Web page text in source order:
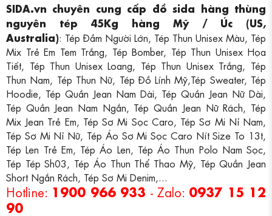
SIDA.vn chuyên cung cấp đồ sida hàng thùng
nguyên tép 45Kg hàng Mỹ / Úc (US,
Australia): Tép Đầm Người Lớn, Tép Thun Unisex Màu, Tép
Mix Trẻ Em Tem Trắng, Tép Bomber, Tép Thun Unisex Họa
Tiết, Tép Thun Unisex Loang, Tép Thun Unisex Trắng, Tép
Thun Nam, Tép Thun Nữ, Tép Đồ Lính Mỹ,Tép Sweater, Tép
Hoodie, Tép Quần Jean Nam Dài, Tép Quần Jean Nữ Dài,
Tép Quần Jean Nam Ngắn, Tép Quần Jean Nữ Rách, Tép
Mix Jean Trẻ Em, Tép Sơ Mi Sọc Caro, Tép Sơ Mi Nỉ Nam,
Tép Sơ Mi Nỉ Nữ, Tép Áo Sơ Mi Sọc Caro Nít Size To 13t,
Tép Len Trẻ Em, Tép Áo Len, Tép Áo Thun Polo Nam Sọc,
Tép Tép Sh03, Tép Áo Thun Thể Thao Mỹ, Tép Quần Jean
Short Ngắn Rách, Tép Sơ Mi Denim,...
Hotline: 1900 966 933 - Zalo: 0937 15 12
90